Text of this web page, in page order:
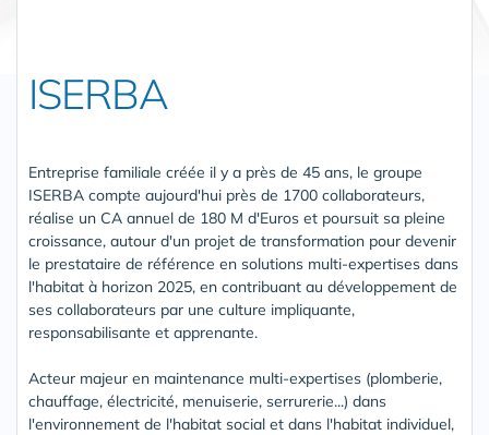
ISERBA
Entreprise familiale créée il y a près de 45 ans, le groupe
ISERBA compte aujourd'hui près de 1700 collaborateurs,
réalise un CA annuel de 180 M d'Euros et poursuit sa pleine
croissance, autour d'un projet de transformation pour devenir
le prestataire de référence en solutions multi-expertises dans
l'habitat à horizon 2025, en contribuant au développement de
ses collaborateurs par une culture impliquante,
responsabilisante et apprenante.
Acteur majeur en maintenance multi-expertises (plomberie,
chauffage, électricité, menuiserie, serrurerie...) dans
l'environnement de l'habitat social et dans l'habitat individuel,